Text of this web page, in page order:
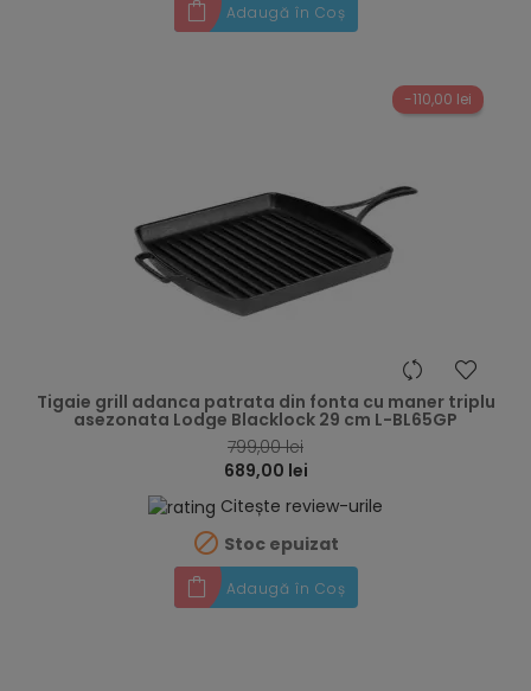
Adaugă în Coș
-110,00 lei
Tigaie grill adanca patrata din fonta cu maner triplu
asezonata Lodge Blacklock 29 cm L-BL65GP
799,00 lei
689,00 lei
Citește review-urile
 Stoc epuizat
Adaugă în Coș